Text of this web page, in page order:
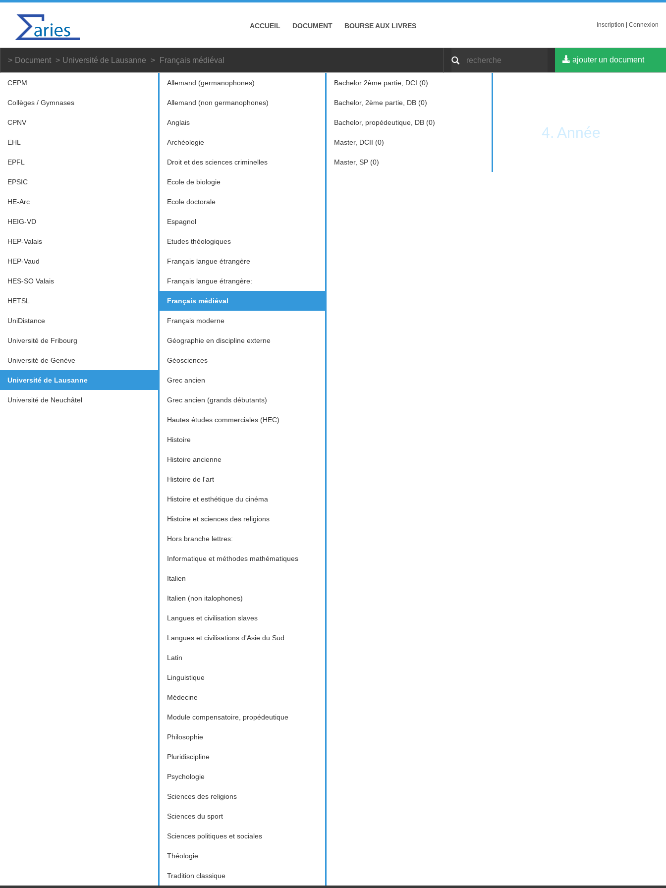
ACCUEIL DOCUMENT BOURSE AUX LIVRES Inscription Connexion
Document Université de Lausanne Français médiéval ajouter un document
CEPM
Collèges / Gymnases
CPNV
EHL
EPFL
EPSIC
HE-Arc
HEIG-VD
HEP-Valais
HEP-Vaud
HES-SO Valais
HETSL
UniDistance
Université de Fribourg
Université de Genève
Université de Lausanne
Université de Neuchâtel
Allemand (germanophones)
Allemand (non germanophones)
Anglais
Archéologie
Droit et des sciences criminelles
Ecole de biologie
Ecole doctorale
Espagnol
Etudes théologiques
Français langue étrangère
Français langue étrangère:
Français médiéval
Français moderne
Géographie en discipline externe
Géosciences
Grec ancien
Grec ancien (grands débutants)
Hautes études commerciales (HEC)
Histoire
Histoire ancienne
Histoire de l'art
Histoire et esthétique du cinéma
Histoire et sciences des religions
Hors branche lettres:
Informatique et méthodes mathématiques
Italien
Italien (non italophones)
Langues et civilisation slaves
Langues et civilisations d'Asie du Sud
Latin
Linguistique
Médecine
Module compensatoire, propédeutique
Philosophie
Pluridiscipline
Psychologie
Sciences des religions
Sciences du sport
Sciences politiques et sociales
Théologie
Tradition classique
Bachelor 2ème partie, DCI (0)
Bachelor, 2ème partie, DB (0)
Bachelor, propédeutique, DB (0)
Master, DCII (0)
Master, SP (0)
4. Année